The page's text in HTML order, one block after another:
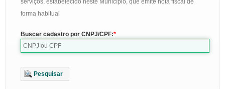
serviços, estabelecido neste Município, que emite nota fiscal de
forma habitual
Buscar cadastro por CNPJ/CPF:
Pesquisar